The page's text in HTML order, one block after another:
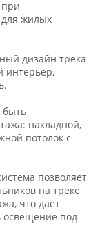
при
для жилых
дизайн трека
интерьер,
быть
накладной,
потолок с
позволяет
на треке
что дает
освещение под